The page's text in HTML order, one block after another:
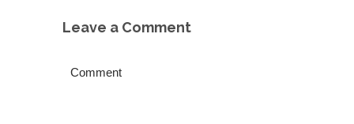
Leave a Comment